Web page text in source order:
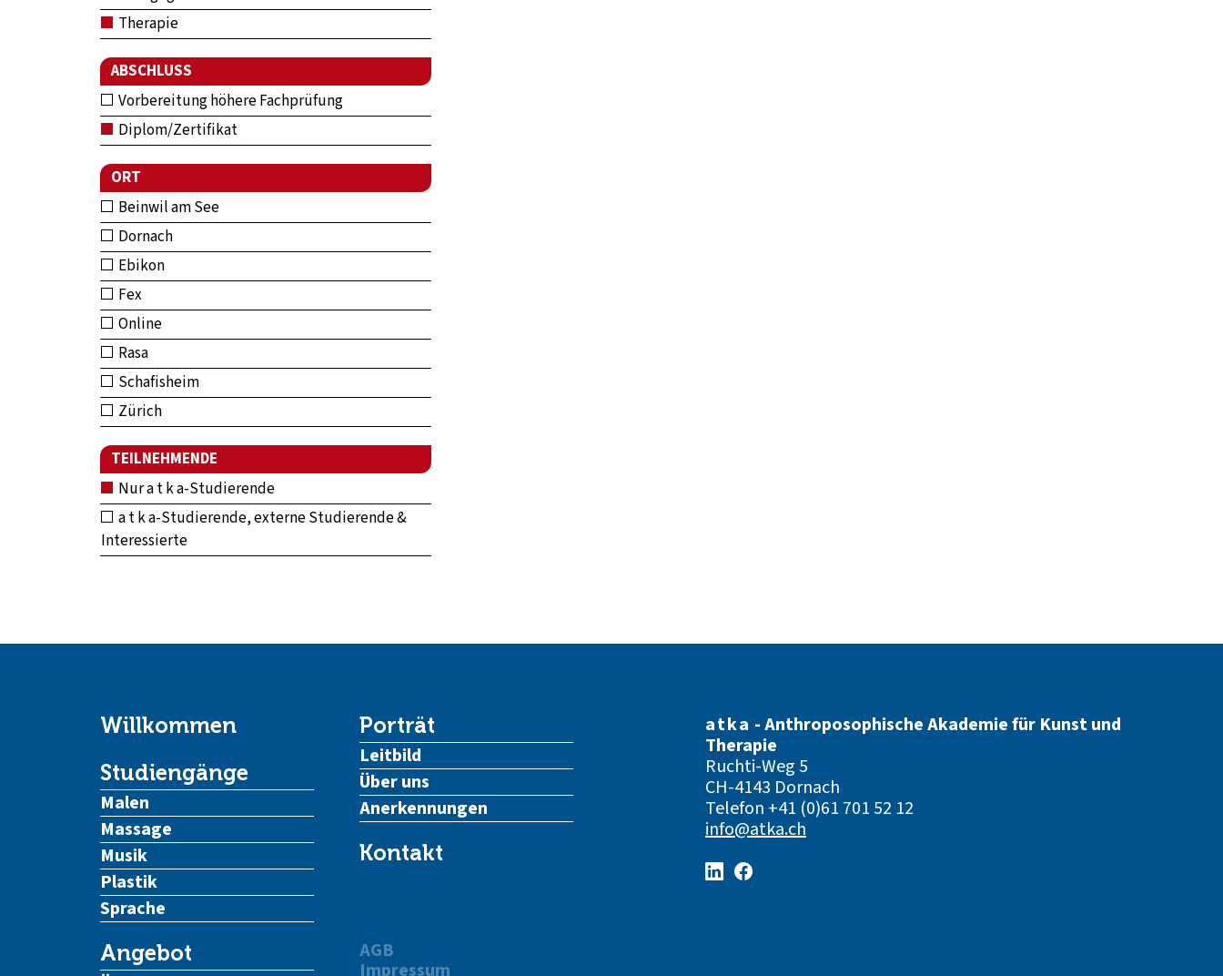
Therapie
ABSCHLUSS
Vorbereitung höhere Fachprüfung
Diplom/Zertifikat
ORT
Beinwil am See
Dornach
Ebikon
Fex
Online
Rasa
Schafisheim
Zürich
TEILNEHMENDE
Nur a t k a-Studierende
a t k a-Studierende, externe Studierende &
Interessierte
Willkommen
Studiengänge
Malen
Massage
Musik
Plastik
Sprache
Angebot
Porträt
Leitbild
Über uns
Anerkennungen
Kontakt
AGB
Impressum
atka - Anthroposophische Akademie für Kunst und
Therapie
Ruchti-Weg 5
CH-4143 Dornach
Telefon +41 (0)61 701 52 12
info@atka.ch